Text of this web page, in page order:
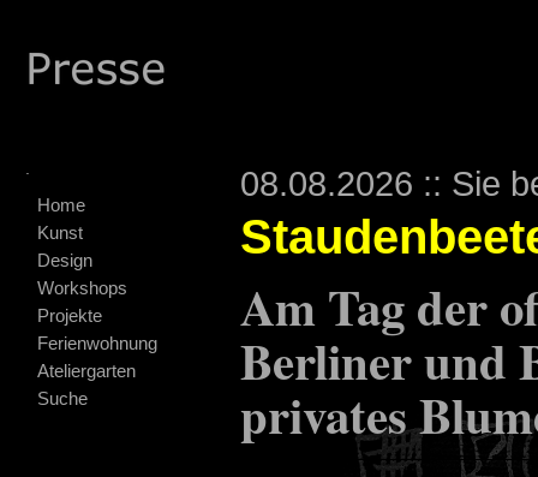
Home
Kunst
Design
Workshops
Projekte
Ferienwohnung
Ateliergarten
Suche
08.08.2026 :: Sie
Am Tag der
Berliner und
privates